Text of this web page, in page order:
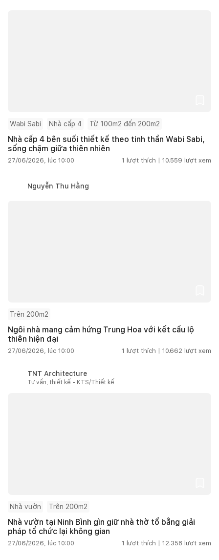
Wabi Sabi Nhà cấp 4 Từ 100m2 đến 200m2
Nhà cấp 4 bên suối thiết kế theo tinh thần Wabi Sabi,
sống chậm giữa thiên nhiên
27/06/2026, lúc 10:00 1 lượt thích | 10.559 lượt xem
Nguyễn Thu Hằng
Trên 200m2
Ngôi nhà mang cảm hứng Trung Hoa với kết cấu lộ
thiên hiện đại
27/06/2026, lúc 10:00 1 lượt thích | 10.662 lượt xem
TNT Architecture
Tư vấn, thiết kế - KTS/Thiết kế
Nhà vườn Trên 200m2
Nhà vườn tại Ninh Bình gìn giữ nhà thờ tổ bằng giải
pháp tổ chức lại không gian
27/06/2026, lúc 10:00 1 lượt thích | 12.358 lượt xem